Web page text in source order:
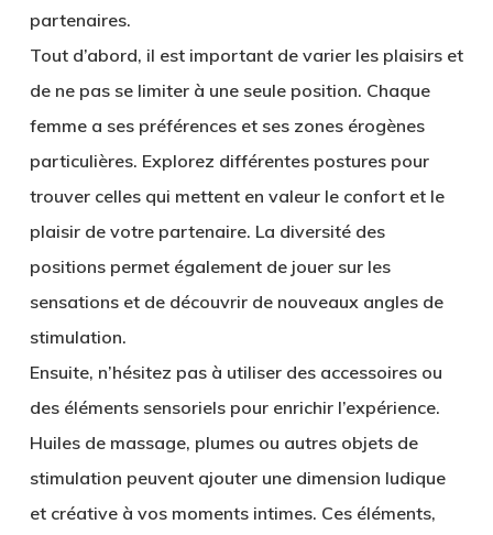
partenaires.
Tout d’abord, il est important de varier les plaisirs et
de ne pas se limiter à une seule position. Chaque
femme a ses préférences et ses zones érogènes
particulières. Explorez différentes postures pour
trouver celles qui mettent en valeur le confort et le
plaisir de votre partenaire. La diversité des
positions permet également de jouer sur les
sensations et de découvrir de nouveaux angles de
stimulation.
Ensuite, n’hésitez pas à utiliser des accessoires ou
des éléments sensoriels pour enrichir l’expérience.
Huiles de massage, plumes ou autres objets de
stimulation peuvent ajouter une dimension ludique
et créative à vos moments intimes. Ces éléments,